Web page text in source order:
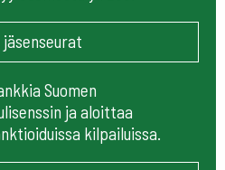
jäsenseurat
Suomen
ja aloittaa
kilpailuissa.